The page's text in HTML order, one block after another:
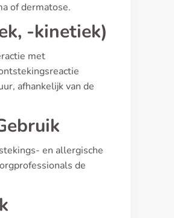
of dermatose.
-kinetiek)
met
afhankelijk van de
en allergische
de